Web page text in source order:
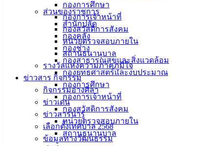
กองการศึกษา
กองการเจ้าหน้าที่
กองสวัสดิการสังคม
หน่วยตรวจสอบภายใน
สถานธนานุบาล
รางวัลแห่งความภาคภูมิใจ
ข่าวสาร กิจกรรม
กิจกรรมอ่างศิลา
ข่าวเด่น
ข่าวสารน่ารู้
เลือกตั้งเทศบาล 2568
ข้อมูลทางวัฒนธรรม
ส่วนของราชการ
สำนักปลัด
กองคลัง
กองช่าง
กองสาธารณสุขและสิ่งแวดล้อม
กองยุทธศาสตร์และงบประมาณ
กองการศึกษา
กองการเจ้าหน้าที่
กองสวัสดิการสังคม
หน่วยตรวจสอบภายใน
สถานธนานุบาล
สำหรับข้าราชการที่โอน/ย้าย มาปฏิบัติที่เทศบาลเมืองอ่างศิลา
จำนวน 9 ราย ดังนี้
1. นายกัมปนาท จัตุภัทรกุล ตำแหน่ง ปลัดเทศบาล ย้ายมาจาก
เทศบาลตำบลโนนสุวรรณ จังหวัดบุรีรัมย์
2. นางสาวนรามาตย์ เพ็งพระจันทร์ ตำแหน่ง ผู้อำนวยการกอง
ยุทธศาสตร์และงบประมาณ ย้ายมาจาก เทศบาลตำบลปลาปาก
จังหวัดนครพนม
3. นางพัชรินทร์ เอกตาแสง ตำแหน่ง หัวหน้าฝ่ายปกครอง ย้าย
มาจาก เทศบาลตำบลมัญจาคีรี จังหวัดขอนแก่น